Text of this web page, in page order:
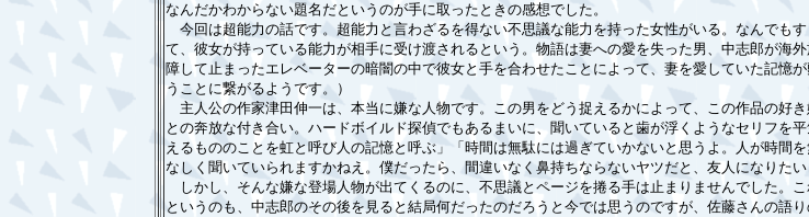
なんだかわからない題名だというのが手に取ったときの感想でした。
今回は超能力の話です。超能力と言わざるを得ない不思議な能力を持った女性がいる。なんでも
て、彼女が持っている能力が相手に受け渡されるという。物語は妻への愛を失った男、中志郎が海
障して止まったエレベーターの暗闇の中で彼女と手を合わせたことによって、妻を愛していた記憶
うことに繋がるようです。）
主人公の作家津田伸一は、本当に嫌な人物です。この男をどう捉えるかによって、この作品の好
との奔放な付き合い。ハードボイルド探偵でもあるまいに、聞いていると歯が浮くようなセリフを
えるもののことを虹と呼び人の記憶と呼ぶ」「時間は無駄には過ぎていかないと思うよ。人が時間
なしく聞いていられますかねえ。僕だったら、間違いなく鼻持ちならないヤツだと、友人になりたい
しかし、そんな嫌な登場人物が出てくるのに、不思議とページを捲る手は止まりませんでした。
というのも、中志郎のその後を見ると結局何だったのだろうと今では思うのですが、佐藤さんの語